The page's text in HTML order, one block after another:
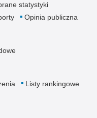
statystyki
Opinia publiczna
Listy rankingowe